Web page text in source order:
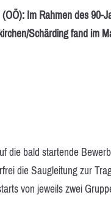
Im Rahmen des
Schärding fand im
die bald startende
die Saugleitung zur
von jeweils zwei